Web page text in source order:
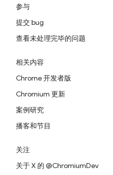
参与
提交 bug
查看未处理完毕的问题
相关内容
Chrome 开发者版
Chromium 更新
案例研究
播客和节目
关注
关于 X 的 @ChromiumDev